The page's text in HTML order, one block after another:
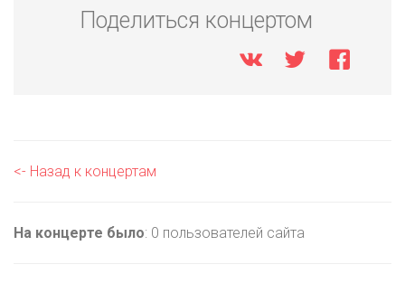
Поделиться концертом
<- Назад к концертам
На концерте было: 0 пользователей сайта